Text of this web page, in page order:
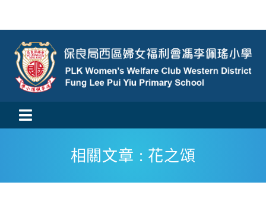
content
Toggle
Navigation相關文章 : 花之頌